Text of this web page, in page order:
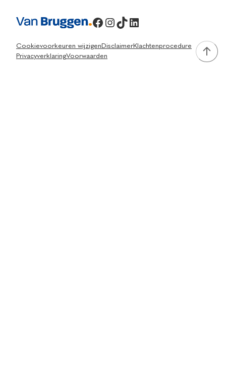
Facebook
Instagram
TikTok
LinkedIn
Cookievoorkeuren wijzigen DisclaimerKlachtenprocedure
PrivacyverklaringVoorwaarden